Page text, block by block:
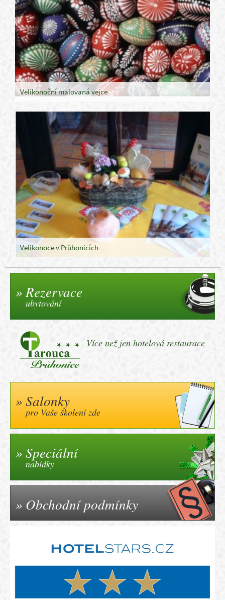
Velikonoční malovaná vejce
Velikonoce v Průhonicích
Rezervace
ubytování
Více než jen hotelová restaurace
Salonky
pro Vaše školení zde
Speciální
nabídky
Obchodní podmínky